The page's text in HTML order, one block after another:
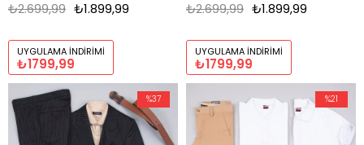
₺1.899,99
₺2.699,99
UYGULAMA İNDIRIMI
₺1799,99
₺1.899,99
₺2.699,99
UYGULAMA İNDIRIMI
₺1799,99
%37 %21